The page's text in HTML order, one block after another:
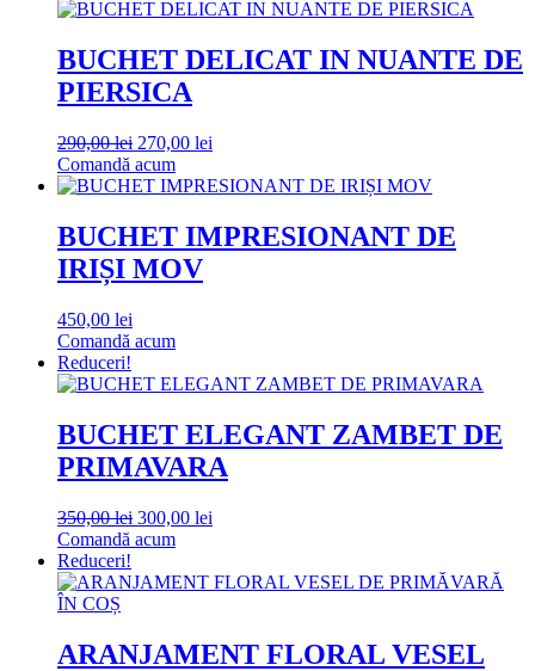
BUCHET DELICAT IN NUANTE DE
PIERSICA
290,00lei Prețul
inițial
a
290,00 lei.
270,00 lei
este:
Comandă acum
BUCHET IMPRESIONANT DE
IRIȘI MOV
450,00 lei
Comandă acum
Reduceri!
BUCHET ELEGANT ZAMBET DE
PRIMAVARA
350,00lei Prețul
inițial
fost:
300,00 lei
300,00 lei.
Comandă acum
Reduceri!
ARANJAMENT FLORAL VESEL